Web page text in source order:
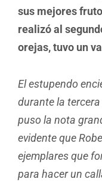
sus mejores
realizó al
orejas, tuvo un
El estupendo
durante la
puso la nota
evidente que
ejemplares que
para hacer un